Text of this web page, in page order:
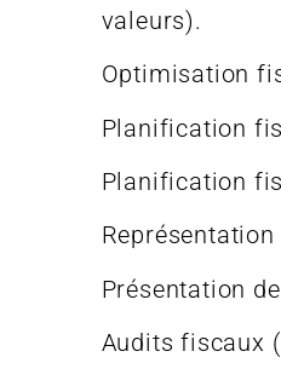
valeurs).
Optimisation
Planification
Planification
Présentation
Audits fiscaux